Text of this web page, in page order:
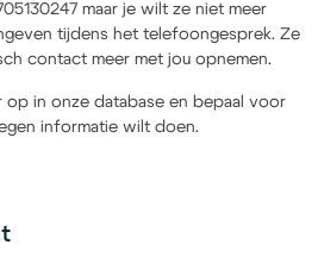
maar je wilt ze niet meer
tijdens het telefoongesprek. Ze
contact meer met jou opnemen.
op in onze database en bepaal voor
informatie wilt doen.